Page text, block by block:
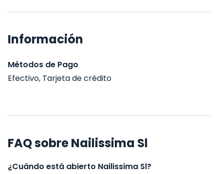
Información
Métodos de Pago
Efectivo, Tarjeta de crédito
FAQ sobre Nailissima Sl
¿Cuándo está abierto Nailissima Sl?